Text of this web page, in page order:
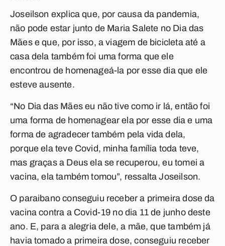
Joseilson explica que, por causa da pandemia,
não pode estar junto de Maria Salete no Dia das
Mães e que, por isso, a viagem de bicicleta até a
casa dela também foi uma forma que ele
encontrou de homenageá-la por esse dia que ele
esteve ausente.
“No Dia das Mães eu não tive como ir lá, então foi
uma forma de homenagear ela por esse dia e uma
forma de agradecer também pela vida dela,
porque ela teve Covid, minha família toda teve,
mas graças a Deus ela se recuperou, eu tomei a
vacina, ela também tomou”, ressalta Joseilson.
O paraibano conseguiu receber a primeira dose da
vacina contra a Covid-19 no dia 11 de junho deste
ano. E, para a alegria dele, a mãe, que também já
havia tomado a primeira dose, conseguiu receber